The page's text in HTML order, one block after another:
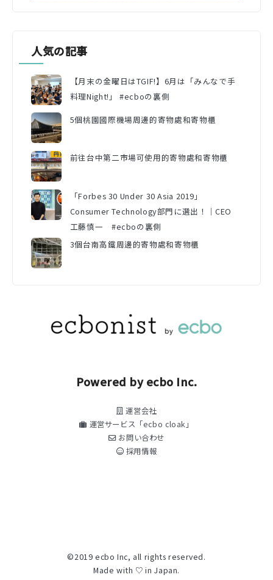
人気の記事
【月末の金曜日はTGIF!】6月は「みんなで手
料理Night!」 #ecboの裏側
5個桃園國際機場周邊的寄物處和寄物櫃
前往台中第二市場可使用的寄物處和寄物櫃
「Forbes 30 Under 30 Asia 2019」
Consumer Technology部門に選出！｜CEO
工藤慎一 #ecboの裏側
3個台南高鐵周邊的寄物處和寄物櫃
Powered by ecbo Inc.
運営会社
運営サービス「ecbo cloak」
お問い合わせ
採用情報
©2019 ecbo Inc, all rights reserved.
Made with ♡ in Japan.